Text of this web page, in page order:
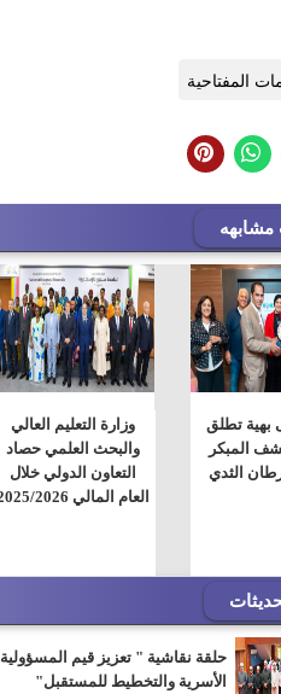
المفتاحية
مشابهه
تطلق
المبكر
الثدي
وزارة التعليم العالي
والبحث العلمي حصاد
التعاون الدولي خلال
العام المالي 2025/2026
حلقة نقاشية " تعزيز قيم المسؤولية
الأسرية والتخطيط للمستقبل"